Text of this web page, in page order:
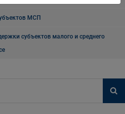
МСП
субъектов малого и среднего